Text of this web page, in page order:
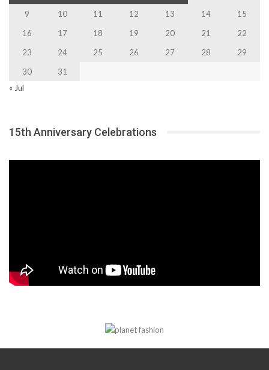
9
10 11 12 13 14
15
16
17 18 19 20 21
22
23
24 25 26 27 28
29
30
31
« Jul
15th Anniversary Celebrations